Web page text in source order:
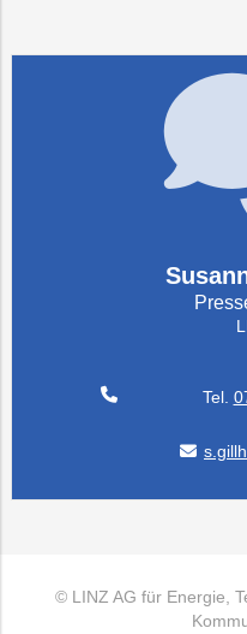
Tel.
© LINZ AG für Energie,